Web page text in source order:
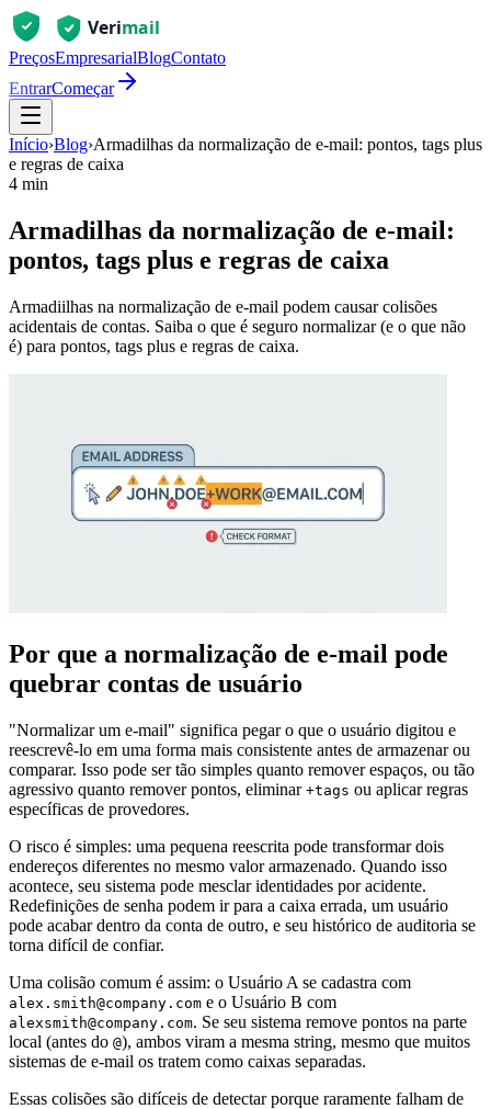
PreçosEmpresarialBlogContato
EntrarComeçar
Início›Blog›Armadilhas da normalização de e-mail: pontos, tags plus
e regras de caixa
4 min
Armadilhas da normalização de e-mail:
pontos, tags plus e regras de caixa
Armadiilhas na normalização de e-mail podem causar colisões
acidentais de contas. Saiba o que é seguro normalizar (e o que não
é) para pontos, tags plus e regras de caixa.
Por que a normalização de e-mail pode
quebrar contas de usuário
"Normalizar um e-mail" significa pegar o que o usuário digitou e
reescrevê-lo em uma forma mais consistente antes de armazenar ou
comparar. Isso pode ser tão simples quanto remover espaços, ou tão
agressivo quanto remover pontos, eliminar +tags ou aplicar regras
específicas de provedores.
O risco é simples: uma pequena reescrita pode transformar dois
endereços diferentes no mesmo valor armazenado. Quando isso
acontece, seu sistema pode mesclar identidades por acidente.
Redefinições de senha podem ir para a caixa errada, um usuário
pode acabar dentro da conta de outro, e seu histórico de auditoria se
torna difícil de confiar.
Uma colisão comum é assim: o Usuário A se cadastra com
alex.smith@company.com e o Usuário B com
alexsmith@company.com. Se seu sistema remove pontos na parte
local (antes do @), ambos viram a mesma string, mesmo que muitos
sistemas de e-mail os tratem como caixas separadas.
Essas colisões são difíceis de detectar porque raramente falham de